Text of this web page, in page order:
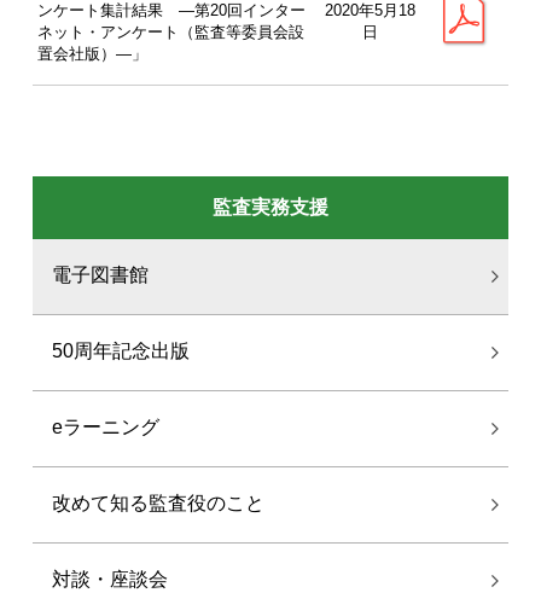
監査実務支援
電子図書館
50周年記念出版
eラーニング
改めて知る監査役のこと
対談・座談会
ンケート集計結果 ―第20回インター
ネット・アンケート（監査等委員会設
置会社版）―」
2020年5月18
日